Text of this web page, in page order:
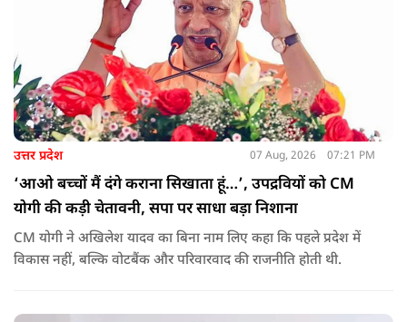
उत्तर प्रदेश 07 Aug, 2026 07:21 PM
‘आओ बच्चों मैं दंगे कराना सिखाता हूं…’, उपद्रवियों को CM
योगी की कड़ी चेतावनी, सपा पर साधा बड़ा निशाना
CM योगी ने अखिलेश यादव का बिना नाम लिए कहा कि पहले प्रदेश में
विकास नहीं, बल्कि वोटबैंक और परिवारवाद की राजनीति होती थी.